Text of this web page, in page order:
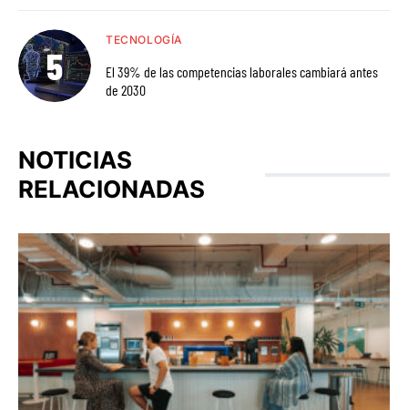
TECNOLOGÍA
El 39% de las competencias laborales cambiará antes
de 2030
NOTICIAS
RELACIONADAS